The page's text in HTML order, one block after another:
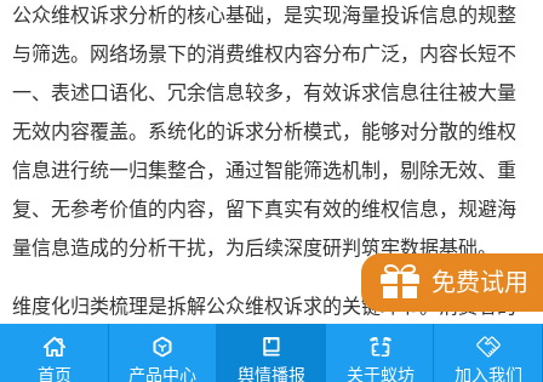
公众维权诉求分析的核心基础，是实现海量投诉信息的规整
与筛选。网络场景下的消费维权内容分布广泛，内容长短不
一、表述口语化、冗余信息较多，有效诉求信息往往被大量
无效内容覆盖。系统化的诉求分析模式，能够对分散的维权
信息进行统一归集整合，通过智能筛选机制，剔除无效、重
复、无参考价值的内容，留下真实有效的维权信息，规避海
量信息造成的分析干扰，为后续深度研判筑牢数据基础。
维度化归类梳理是拆解公众维权诉求的关键环节。消费者的
维权诉求不再局限于单一的质量问题，而是涵盖产品品质、
免费试用
首页 产品中心 舆情播报 关于蚁坊 加入我们